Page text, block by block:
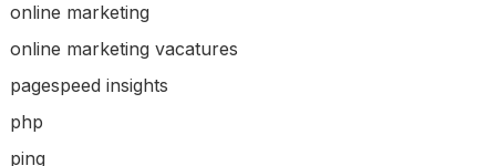
online marketing
online marketing vacatures
pagespeed insights
php
ping